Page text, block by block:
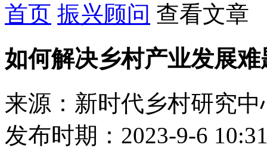
首页 振兴顾问 查看文章
如何解决乡村产业发展难
来源：新时代乡村研究中
发布时期：2023-9-6